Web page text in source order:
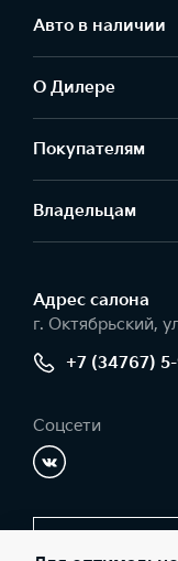
Авто в наличии
О Дилере
Покупателям
Владельцам
Адрес салонa
г. Октябрьский,
+7 (34767)
Соцсети